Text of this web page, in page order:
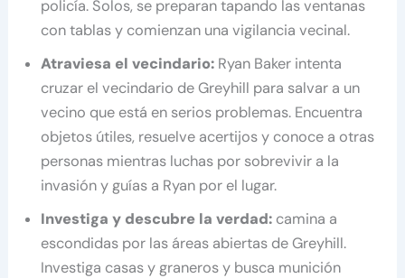
policía. Solos, se preparan tapando las ventanas
con tablas y comienzan una vigilancia vecinal.
Atraviesa el vecindario: Ryan Baker intenta
cruzar el vecindario de Greyhill para salvar a un
vecino que está en serios problemas. Encuentra
objetos útiles, resuelve acertijos y conoce a otras
personas mientras luchas por sobrevivir a la
invasión y guías a Ryan por el lugar.
Investiga y descubre la verdad: camina a
escondidas por las áreas abiertas de Greyhill.
Investiga casas y graneros y busca munición